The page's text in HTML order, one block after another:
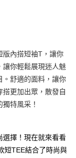
版內搭短袖T，讓你
讓你輕鬆展現迷人魅
。舒適的面料，讓你
更加出眾，散發自
特風采！
選擇！現在就來看看
TEE結合了時尚與